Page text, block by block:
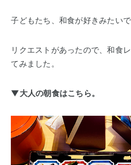
子どもたち、和食が好きみたいで
リクエストがあったので、和食
てみました。
▼大人の朝食はこちら。